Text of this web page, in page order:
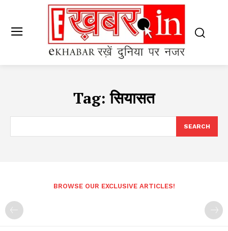
Tag:सियासत
SEARCH
BROWSE OUR EXCLUSIVE ARTICLES!